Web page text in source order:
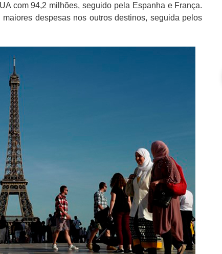
com 94,2 milhões, seguido pela Espanha e França.
despesas nos outros destinos, seguida pelos